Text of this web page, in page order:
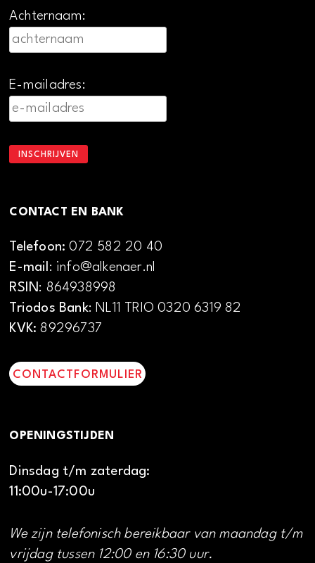
Achternaam:
E-mailadres:
CONTACT EN BANK
Telefoon:072 582 20 40
E-mail: info@alkenaer.nl
RSIN: 864938998
Triodos Bank: NL11 TRIO 0320 6319 82
KVK: 89296737
CONTACTFORMULIER
OPENINGSTIJDEN
Dinsdag t/m zaterdag:
11:00u-17:00u
We zijn telefonisch bereikbaar van maandag t/m
vrijdag tussen 12:00 en 16:30 uur.